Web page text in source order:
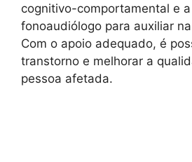
cognitivo-comportamental e
fonoaudiólogo para auxiliar
Com o apoio adequado, é
transtorno e melhorar a
pessoa afetada.